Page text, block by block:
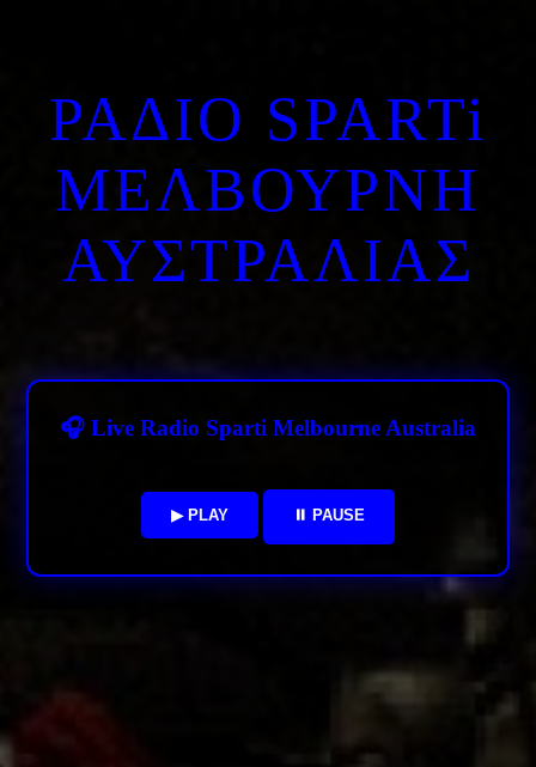
ΡΑΔΙΟ SPARTi
ΜΕΛΒΟΥΡΝΗ
ΑΥΣΤΡΑΛΙΑΣ
🎧 Live Radio Sparti Melbourne Australia
▶ PLAY ⏸ PAUSE